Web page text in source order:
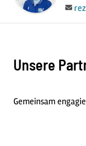
E-
Unsere
Gemeinsam